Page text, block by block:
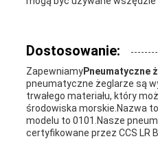
Dostosowanie:
ZapewniamyPneumatyczne
pneumatyczne żeglarze są
trwałego materiału, który
środowiska morskie.Nazwa
modelu to 0101.Nasze
certyfikowane przez CCS LR